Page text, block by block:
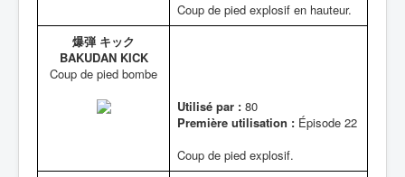
Coup de pied explosif en hauteur.
爆弾 キック
BAKUDAN KICK
Coup de pied bombe
Utilisé par : 80
Première utilisation : Épisode 22
Coup de pied explosif.